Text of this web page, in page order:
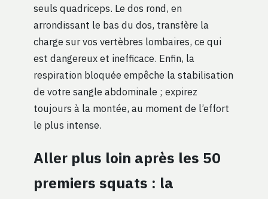
seuls quadriceps. Le dos rond, en
arrondissant le bas du dos, transfère la
charge sur vos vertèbres lombaires, ce qui
est dangereux et inefficace. Enfin, la
respiration bloquée empêche la stabilisation
de votre sangle abdominale ; expirez
toujours à la montée, au moment de l’effort
le plus intense.
Aller plus loin après les 50
premiers squats : la